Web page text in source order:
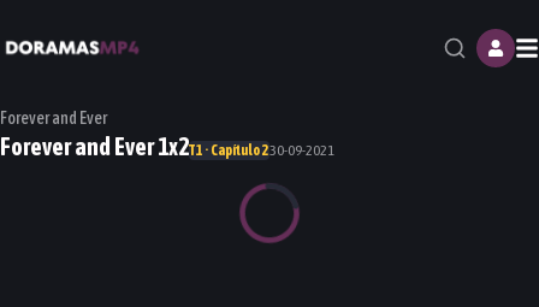
Forever and Ever
Forever and Ever 1x2T1 · Capítulo 230-09-2021